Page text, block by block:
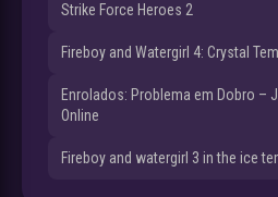
Strike Force Heroes 2
Fireboy and Watergirl 4: Crystal
Enrolados: Problema em Dobro –
Online
Fireboy and watergirl 3 in the ice